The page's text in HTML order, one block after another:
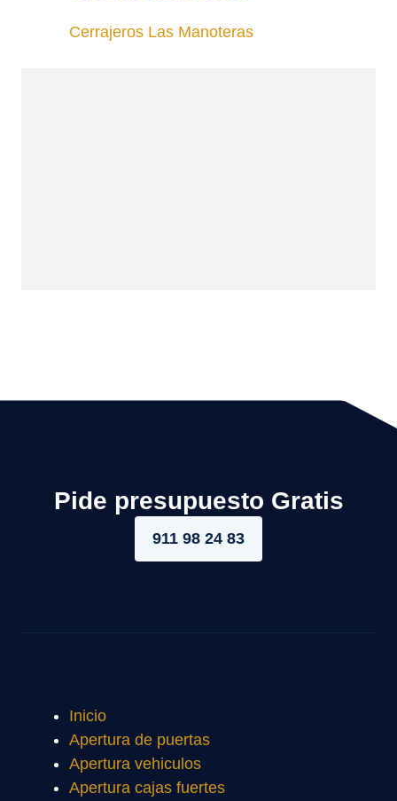
Cerrajeros Las Manoteras
Pide presupuesto Gratis
911 98 24 83
Inicio
Apertura de puertas
Apertura vehiculos
Apertura cajas fuertes